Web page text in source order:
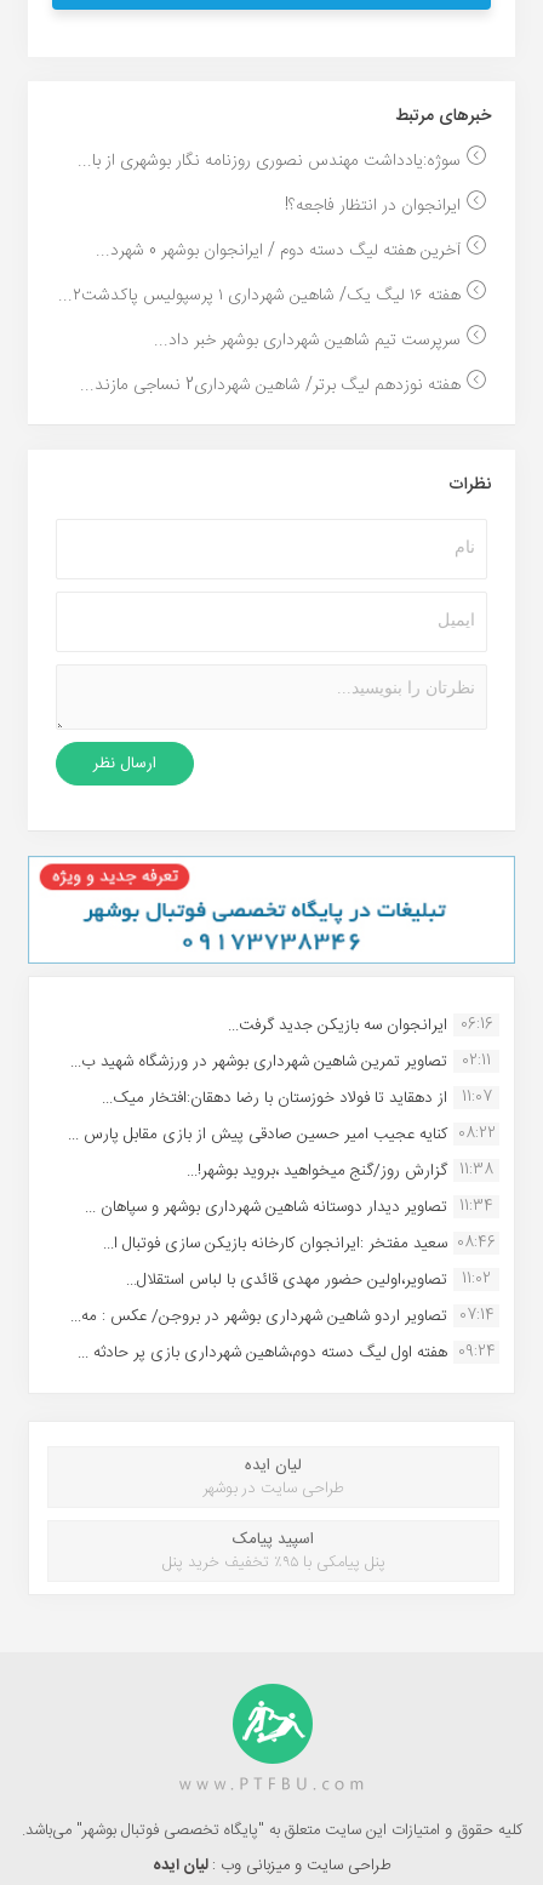
خبر‌های مرتبط
سوژه:یادداشت مهندس نصوری روزنامه نگار بوشهری از با...
ایرانجوان در انتظار فاجعه؟!
آخرین هفته لیگ دسته دوم / ایرانجوان بوشهر 0 شهرد...
هفته ۱۶ لیگ یک/ شاهین شهرداری ۱ پرسپولیس پاکدشت۲...
سرپرست تیم شاهین شهرداری بوشهر خبر داد...
هفته نوزدهم لیگ برتر/ شاهین شهرداری2 نساجی مازند...
نظرات
06:16 ایرانجوان سه بازیکن جدید گرفت...
02:11
تصاویر تمرین شاهین شهردارى بوشهر در ورزشگاه شهید ب...
11:07
از دهقاید تا فولاد خوزستان با رضا دهقان:افتخار میک...
08:22 کنایه عجیب امیر حسین صادقی پیش از بازی مقابل پارس ...
11:38 گزارش روز/گنج میخواهید ،بروید بوشهر!...
11:34 تصاویر دیدار دوستانه شاهین شهردارى بوشهر و سپاهان ...
08:46 سعید مفتخر :ایرانجوان کارخانه بازیکن سازی فوتبال ا...
11:02
تصاویر،اولین حضور مهدی قائدی با لباس استقلال...
07:14 تصاویر اردو شاهین شهرداری بوشهر در بروجن/ عکس : مه...
09:24 هفته اول لیگ دسته دوم،شاهین شهرداری بازی پر حادثه ...
لیان ایده
طراحی سایت در بوشهر
اسپید پیامک
پنل پیامکی با ۹۵٪ تخفیف خرید پنل
کلیه حقوق و امتیازات این سایت متعلق به "پایگاه تخصصی فوتبال بوشهر" می‌باشد.
طراحی سایت و میزبانی وب :لیان ایده